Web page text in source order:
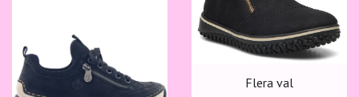
Flera val